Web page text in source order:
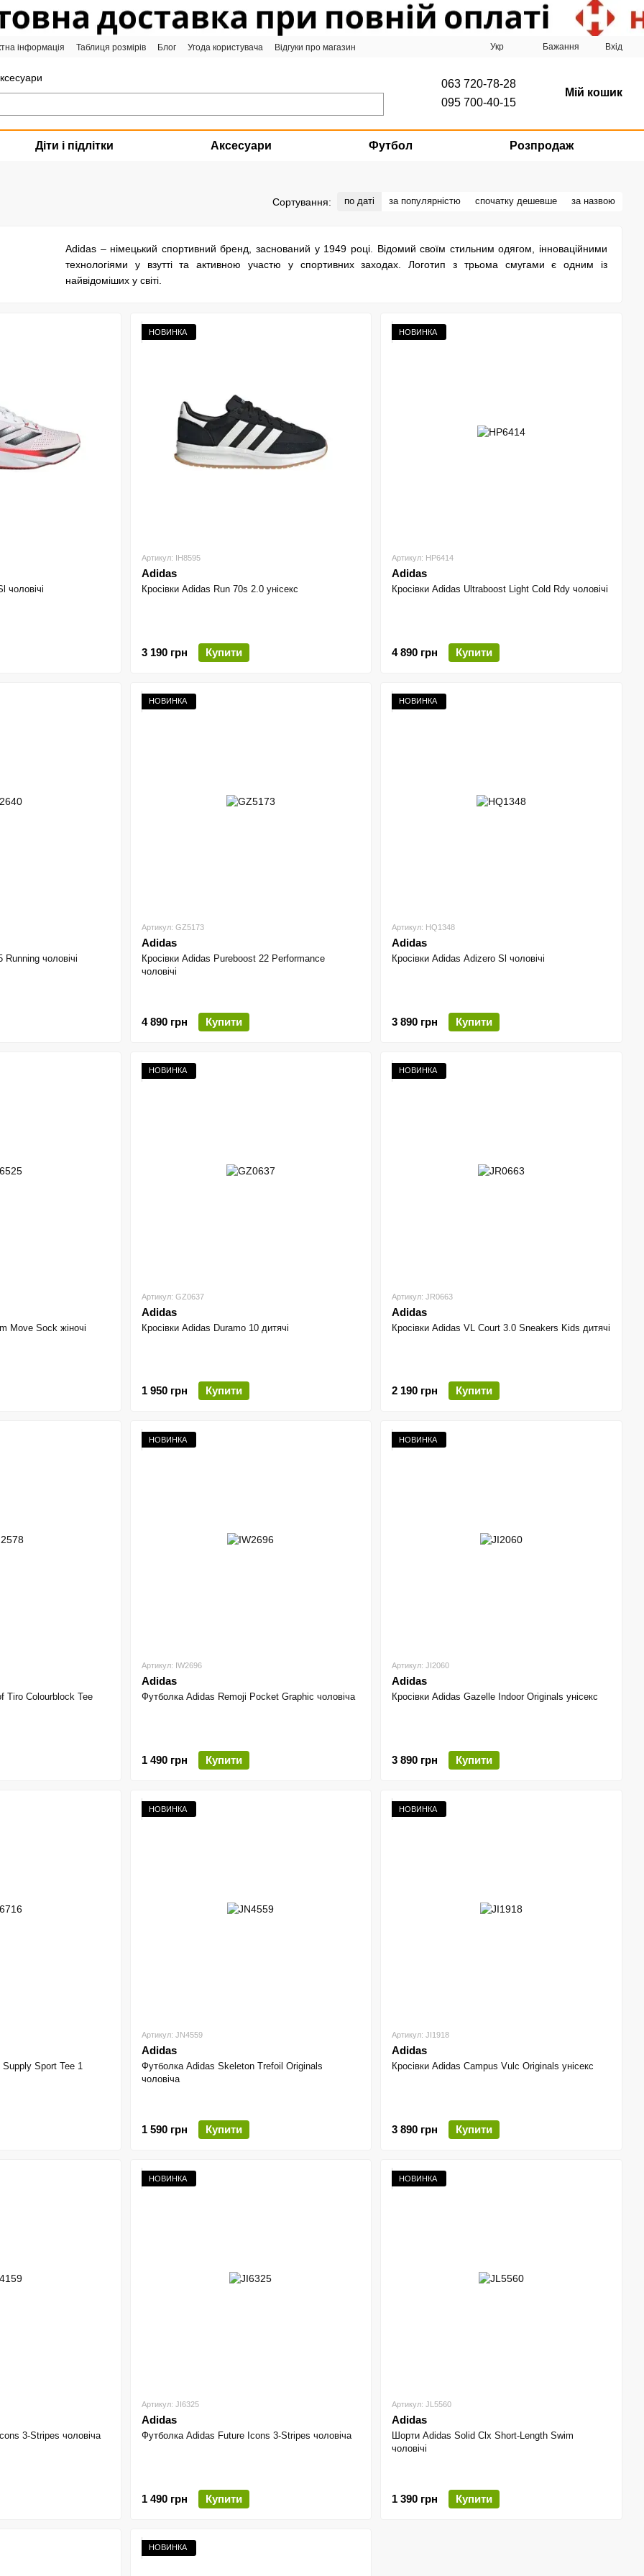
інформація Таблиця розмірів Блог Угода користувача
Відгуки про магазин
Укр Бажання Вхід
063 720-78-28
095 700-40-15
Мій кошик
Діти і підлітки Аксесуари Футбол Розпродаж
Сортування: по даті за популярністю спочатку дешевше за назвою
Adidas – німецький спортивний бренд, заснований у 1949 році. Відомий своїм стильним одягом, інноваційними
технологіями у взутті та активною участю у спортивних заходах. Логотип з трьома смугами є одним із
найвідоміших у світі.
чоловічі
НОВИНКА
Артикул: IH8595
Adidas
Кросівки Adidas Run 70s 2.0 унісекс
3 190 грн Купити
НОВИНКА
Артикул: HP6414
Adidas
Кросівки Adidas Ultraboost Light Cold Rdy чоловічі
4 890 грн Купити
чоловічі
НОВИНКА
Артикул: GZ5173
Adidas
Кросівки Adidas Pureboost 22 Performance
чоловічі
4 890 грн Купити
НОВИНКА
Артикул: HQ1348
Adidas
Кросівки Adidas Adizero Sl чоловічі
3 890 грн Купити
Move Sock жіночі
НОВИНКА
Артикул: GZ0637
Adidas
Кросівки Adidas Duramo 10 дитячі
1 950 грн Купити
НОВИНКА
Артикул: JR0663
Adidas
Кросівки Adidas VL Court 3.0 Sneakers Kids дитячі
2 190 грн Купити
Tiro Colourblock Tee
НОВИНКА
Артикул: IW2696
Adidas
Футболка Adidas Remoji Pocket Graphic чоловіча
1 490 грн Купити
НОВИНКА
Артикул: JI2060
Adidas
Кросівки Adidas Gazelle Indoor Originals унісекс
3 890 грн Купити
Sport Tee 1
НОВИНКА
Артикул: JN4559
Adidas
Футболка Adidas Skeleton Trefoil Originals
чоловіча
1 590 грн Купити
НОВИНКА
Артикул: JI1918
Adidas
Кросівки Adidas Campus Vulc Originals унісекс
3 890 грн Купити
3-Stripes чоловіча
НОВИНКА
Артикул: JI6325
Adidas
Футболка Adidas Future Icons 3-Stripes чоловіча
1 490 грн Купити
НОВИНКА
Артикул: JL5560
Adidas
Шорти Adidas Solid Clx Short-Length Swim
чоловічі
1 390 грн Купити
НОВИНКА